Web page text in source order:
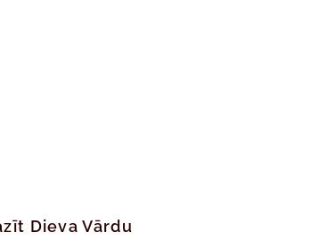
Dieva Vārdu